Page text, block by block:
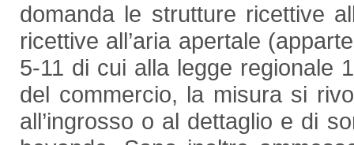
domanda le strutture ricettive
ricettive all’aria apertale
5-11 di cui alla legge regionale
del commercio, la misura si
all’ingrosso o al dettaglio e di